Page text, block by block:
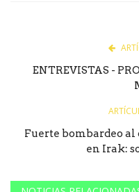
ENTREVISTAS -
Fuerte bombardeo al
en Irak: